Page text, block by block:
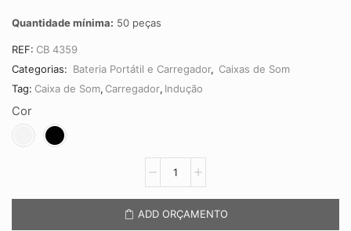
Quantidade mínima: 50 peças
REF: CB 4359
Categorias: Bateria Portátil e Carregador, Caixas de Som
Tag: Caixa de Som, Carregador, Indução
Cor
Carregador
ADD ORÇAMENTO